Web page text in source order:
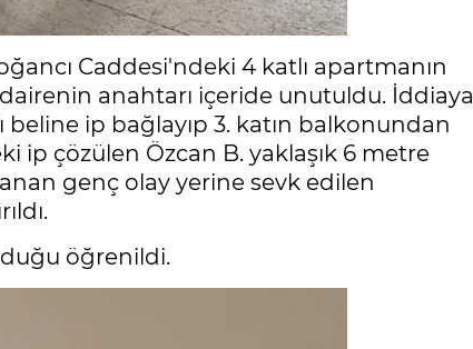
Caddesi'ndeki 4 katlı apartmanın
anahtarı içeride unutuldu. İddiaya
beline ip bağlayıp 3. katın balkonundan
ip çözülen Özcan B. yaklaşık 6 metre
genç olay yerine sevk edilen
öğrenildi.